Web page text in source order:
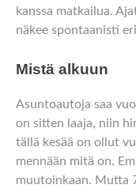
kanssa matkailua.
näkee spontaanisti
Mistä alkuun
Asuntoautoja saa
on sitten laaja, niin
tällä kesää on ollut
mennään mitä on.
muutoinkaan. Mutta